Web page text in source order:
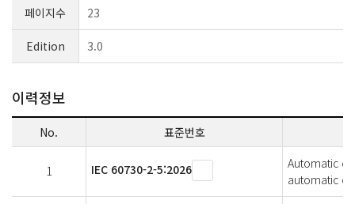
페이지수 23
Edition 3.0
이력정보
No. 표준번호
1 IEC 60730-2-5:2026
Automatic
automatic